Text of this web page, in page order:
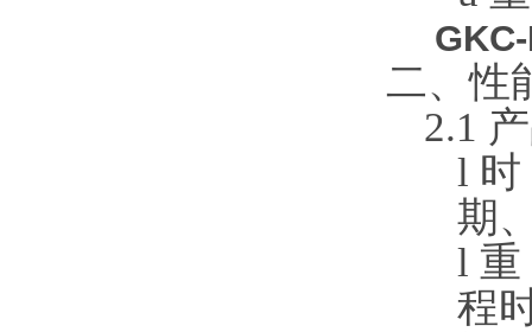
二、性
2.1
l
期
l 重
程